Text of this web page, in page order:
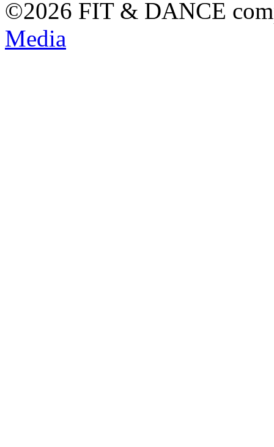
©2026 FIT & DANCE
Media